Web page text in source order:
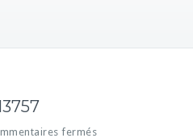
fermés